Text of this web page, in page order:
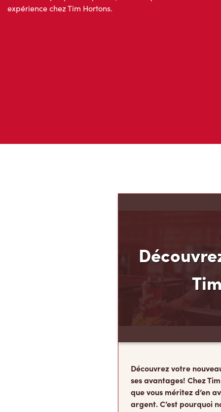
Découvrez votre
que vous méritez d’en
argent. C’est pourquoi
Finances TimMD. Avec
vous accumulerez des